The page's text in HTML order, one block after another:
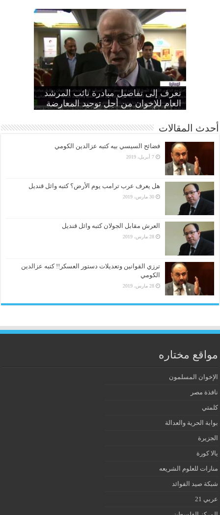
تعرف إلى تفاصيل مبادرة نائب المرشد
العام للإخوان من أجل توحيد المعارضة
“الإخوان”: تأييد النقض بإعدام تسعة
مواطنين بهزلية النائب العام يؤكد تحول
القضاء لألعوبة في يد العسكر
“متحدثة الإخوان” تطالب الانقلاب بوقف
الانتهاكات بحق المرأة وإطلاق سراح كل
الحرائر
“المجلس الثوري”: التحرك ضد الأنظمة
الطاغية “واجب وطني وضرورة
اقتصادية”
أمين عام الإخوان: لا تصالح مع القتلة ولا
بديل عن القصاص
أحدث المقالات
فضائح السيسي بيه كتبه عزالدين الكومي
7 أبريل، 2019
هل يعرف عرب ترامب يوم الأرض؟ كتبه وائل قنديل
30 مارس، 2019
العرش مقابل الجولان كتبه وائل قنديل
28 مارس، 2019
ترزي القوانين وتعديلات دستور العسكر!! كتبه عزالدين
الكومي
28 مارس، 2019
مواقع مختاره
الإخوان المسلمون
نافذة مصر
كلمتي
بوابة الحرية والعدالة
الجزيرة
يالا كورة
منارات للعلوم الشريعه
شبكة صيد الفوائد
عربي 21